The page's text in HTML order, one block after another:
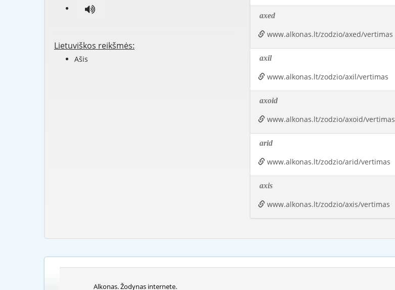
Lietuviškos reikšmės:
Ašis
axed
www.alkonas.lt/zodzio/axed/vertimas
axil
www.alkonas.lt/zodzio/axil/vertimas
axoid
www.alkonas.lt/zodzio/axoid/vertimas
arid
www.alkonas.lt/zodzio/arid/vertimas
axis
www.alkonas.lt/zodzio/axis/vertimas
Alkonas. Žodynas internete.